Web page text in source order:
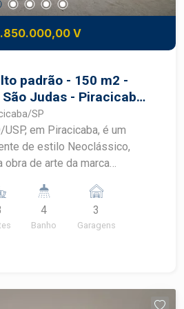
V
- 150 m2 -
Judas - Piracicaba
SP
USP, em Piracicaba, é um
de estilo Neoclássico,
obra de arte da marca
planejado para surpreender
Judas. Principais
uma piscina com
abordagem otimizada
4
Banho
3
Garagens